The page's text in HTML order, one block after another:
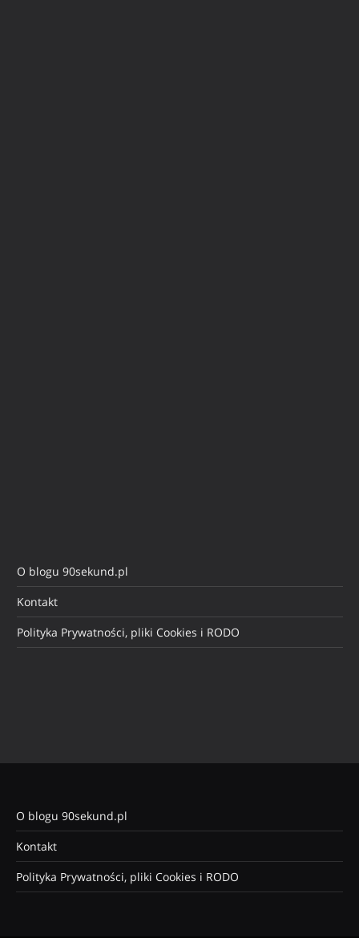
O blogu 90sekund.pl
Kontakt
Polityka Prywatności, pliki Cookies i RODO
O blogu 90sekund.pl
Kontakt
Polityka Prywatności, pliki Cookies i RODO